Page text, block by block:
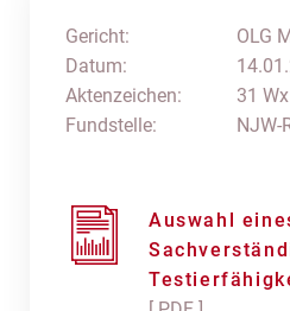
Gericht:
Datum:
Aktenzeichen:
Fundstelle:
OLG
31
NJW-
Auswahl